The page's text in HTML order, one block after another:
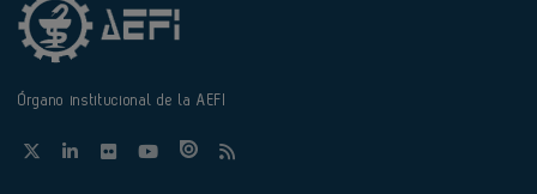
Órgano institucional de la AEFI